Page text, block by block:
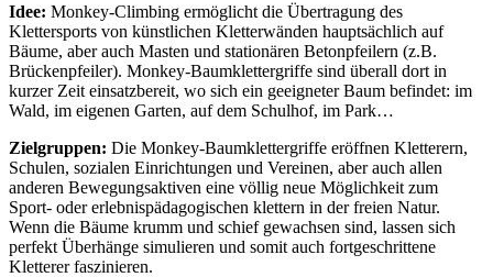
Idee: Monkey-Climbing ermöglicht die Übertragung des
Klettersports von künstlichen Kletterwänden hauptsächlich auf
Bäume, aber auch Masten und stationären Betonpfeilern (z.B.
Brückenpfeiler). Monkey-Baumklettergriffe sind überall dort in
kurzer Zeit einsatzbereit, wo sich ein geeigneter Baum befindet: im
Wald, im eigenen Garten, auf dem Schulhof, im Park…
Zielgruppen: Die Monkey-Baumklettergriffe eröffnen Kletterern,
Schulen, sozialen Einrichtungen und Vereinen, aber auch allen
anderen Bewegungsaktiven eine völlig neue Möglichkeit zum
Sport- oder erlebnispädagogischen klettern in der freien Natur.
Wenn die Bäume krumm und schief gewachsen sind, lassen sich
perfekt Überhänge simulieren und somit auch fortgeschrittene
Kletterer faszinieren.